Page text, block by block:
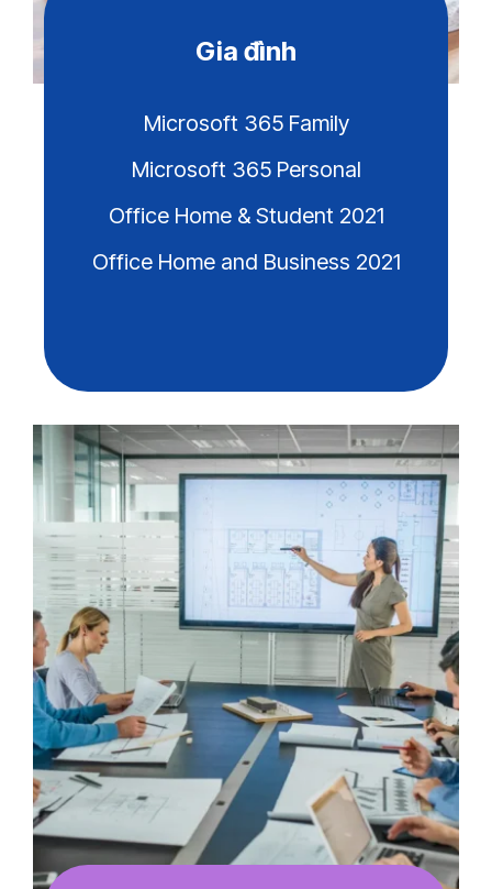
Gia đình
Microsoft 365 Family
Microsoft 365 Personal
Office Home & Student 2021
Office Home and Business 2021